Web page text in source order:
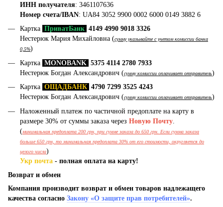
ИНН получателя: 3461107636
Номер счета/IBAN: UA84 3052 9900 0002 6000 0149 3882 6
Картка ПриватБанк 4149 4990 9018 3326
Нестерюк Мария Михайловна (сумму указывайте с учетом комиссии банка
0,5%)
Картка MONOBANK 5375 4114 2780 7933
Нестерюк Богдан Александрович (сумму комиссии оплачивает отправитель)
Картка ОЩАДБАНК 4790 7299 3525 4243
Нестерюк Богдан Александрович (сумму комиссии оплачивает отправитель)
Наложенный платеж по частичной предоплате на карту в
размере 30% от суммы заказа через Новую Почту
(минимальная предоплата 200 грн, при сумме заказа до 650 грн. Если сумма заказа
больше 650 грн, то минимальная предоплата 30% от его стоимости, округляется до
целого числа)
Укр почта - полная оплата на карту!
Возврат и обмен
Компания производит возврат и обмен товаров надлежащего
качества согласно Закону «О защите прав потребителей».